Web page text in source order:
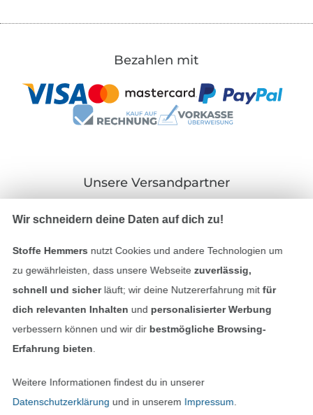
Bezahlen mit
Unsere Versandpartner
Impressum
Widerrufsrecht
In den deutschen Shop wechseln (aktuell
Wir schneidern deine Daten auf dich zu!
Stoffe Hemmers nutzt Cookies und andere Technologien um
zu gewährleisten, dass unsere Webseite zuverlässig,
schnell und sicherläuft; wir deine Nutzererfahrung mitfür
dich relevanten Inhalten und personalisierter Werbung
verbessern können und wir dir bestmögliche Browsing-
Erfahrung bieten
Weitere Informationen findest du in unserer
Datenschutzerklärung und in unserem Impressum